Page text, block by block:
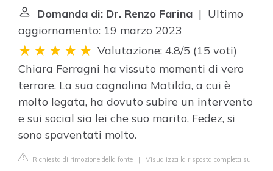
Domanda di: Dr. Renzo Farina | Ultimo
aggiornamento: 19 marzo 2023
Valutazione: 4.8/5 (15 voti)
Chiara Ferragni ha vissuto momenti di vero
terrore. La sua cagnolina Matilda, a cui è
molto legata, ha dovuto subire un intervento
e sui social sia lei che suo marito, Fedez, si
sono spaventati molto.
Richiesta di rimozione della fonte | Visualizza la risposta completa su